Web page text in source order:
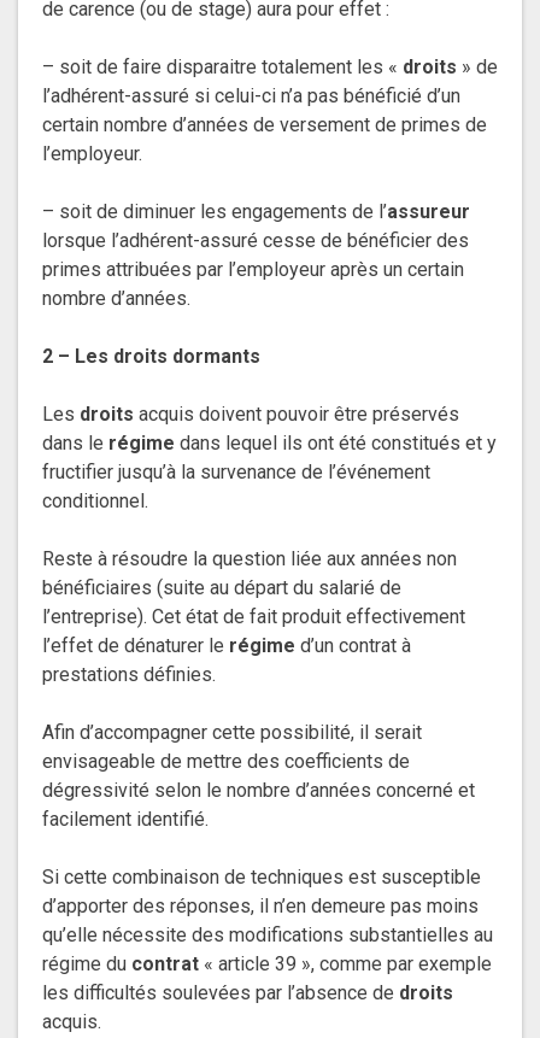
de carence (ou de stage) aura pour effet :
– soit de faire disparaitre totalement les « droits » de
l’adhérent-assuré si celui-ci n’a pas bénéficié d’un
certain nombre d’années de versement de primes de
l’employeur.
– soit de diminuer les engagements de l’assureur
lorsque l’adhérent-assuré cesse de bénéficier des
primes attribuées par l’employeur après un certain
nombre d’années.
2 – Les droits dormants
Les droits acquis doivent pouvoir être préservés
dans le régime dans lequel ils ont été constitués et y
fructifier jusqu’à la survenance de l’événement
conditionnel.
Reste à résoudre la question liée aux années non
bénéficiaires (suite au départ du salarié de
l’entreprise). Cet état de fait produit effectivement
l’effet de dénaturer le régime d’un contrat à
prestations définies.
Afin d’accompagner cette possibilité, il serait
envisageable de mettre des coefficients de
dégressivité selon le nombre d’années concerné et
facilement identifié.
Si cette combinaison de techniques est susceptible
d’apporter des réponses, il n’en demeure pas moins
qu’elle nécessite des modifications substantielles au
régime du contrat « article 39 », comme par exemple
les difficultés soulevées par l’absence de droits
acquis.